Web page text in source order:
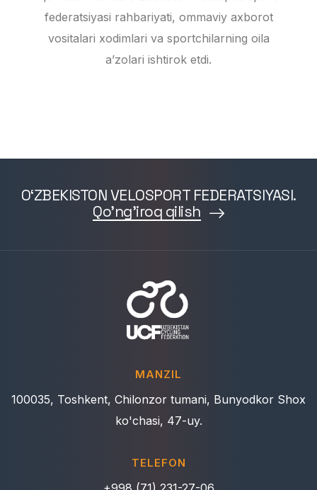
federatsiyasi rahbariyati, ommaviy axborot
vositalari xodimlari va sportchilarning oila
a’zolari ishtirok etdi.
O‘ZBEKISTON VELOSPORT FEDERATSIYASI.
Qo'ng'iroq qilish
MANZIL
100035, Toshkent, Chilonzor tumani, Bunyodkor Shox
ko'chasi, 47-uy.
TELEFON